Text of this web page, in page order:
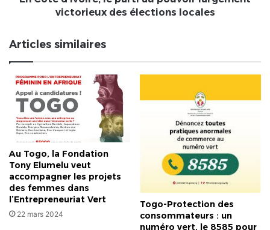
victorieux des élections locales
Articles similaires
Au Togo, la Fondation
Tony Elumelu veut
accompagner les projets
des femmes dans
l’Entrepreneuriat Vert
22 mars 2024
Togo-Protection des
consommateurs : un
numéro vert, le 8585 pour